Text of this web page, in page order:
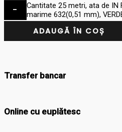
-
Cantitate 25 metri, ata de IN
marime 632(0,51 mm),
ADAUGĂ ÎN COȘ
Transfer bancar
Online cu euplătesc